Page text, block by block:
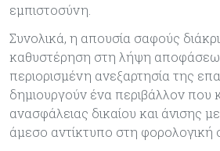
εμπιστοσύνη.
Συνολικά, η απουσία σαφούς
καθυστέρηση στη λήψη
περιορισμένη ανεξαρτησία της
δημιουργούν ένα περιβάλλον που
ανασφάλειας δικαίου και άνισης
άμεσο αντίκτυπο στη